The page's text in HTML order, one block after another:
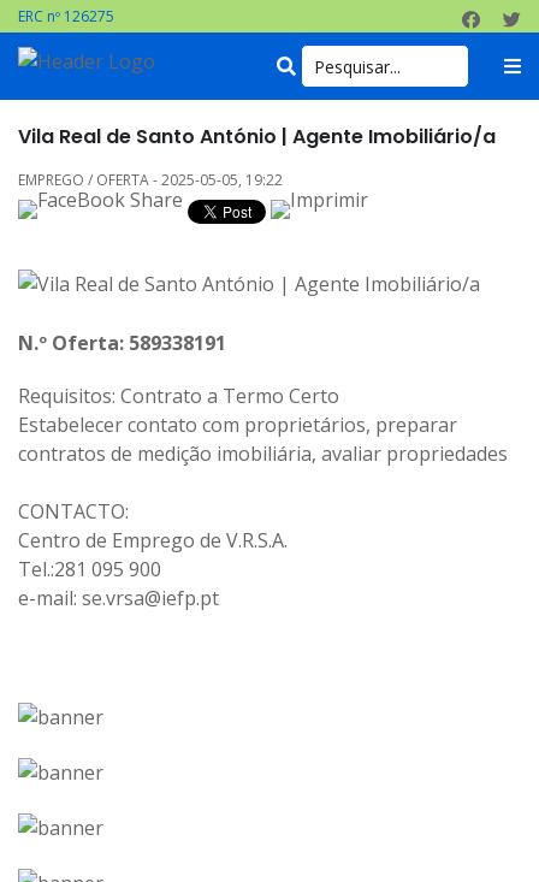
ERC nº 126275
Vila Real de Santo António | Agente Imobiliário/a
EMPREGO / OFERTA - 2025-05-05, 19:22
N.º Oferta: 589338191
Requisitos: Contrato a Termo Certo
Estabelecer contato com proprietários, preparar
contratos de medição imobiliária, avaliar propriedades
CONTACTO:
Centro de Emprego de V.R.S.A.
Tel.:281 095 900
e-mail: se.vrsa@iefp.pt